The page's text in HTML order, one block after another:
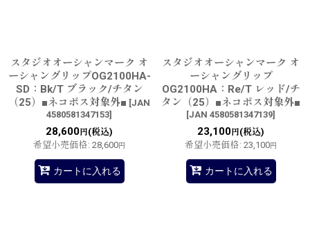
スタジオオーシャンマーク オ
ーシャングリップOG2100HA-
SD：Bk/T ブラック/チタン
（25）■ネコポス対象外■ [JAN
4580581347153]
28,600 円(税込)
希望小売価格: 28,600円
カートに入れる
スタジオオーシャンマーク オ
ーシャングリップ
OG2100HA：Re/T レッド/チ
タン（25）■ネコポス対象外■
[JAN 4580581347139]
23,100 円(税込)
希望小売価格: 23,100円
カートに入れる